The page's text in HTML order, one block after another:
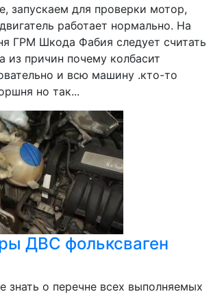
запускаем для проверки мотор,
работает нормально. На
ГРМ Шкода Фабия следует считать
из причин почему колбасит
и всю машину .кто-то
но так...
ДВС фольксваген
знать о перечне всех выполняемых